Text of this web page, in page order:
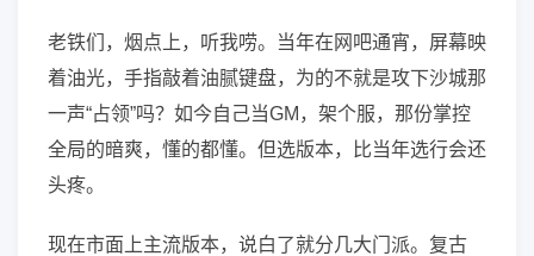
老铁们，烟点上，听我唠。当年在网吧通宵，屏幕映
着油光，手指敲着油腻键盘，为的不就是攻下沙城那
一声“占领”吗？如今自己当GM，架个服，那份掌控
全局的暗爽，懂的都懂。但选版本，比当年选行会还
头疼。
现在市面上主流版本，说白了就分几大门派。复古